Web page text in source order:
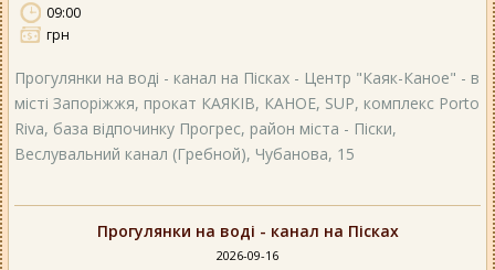
09:00
грн
Прогулянки на воді - канал на Пісках - Центр "Каяк-Каное" - в
місті Запоріжжя, прокат КАЯКІВ, КАНОЕ, SUP, комплекс Porto
Riva, база відпочинку Прогрес, район міста - Піски,
Веслувальний канал (Гребной), Чубанова, 15
Прогулянки на воді - канал на Пісках
2026-09-16